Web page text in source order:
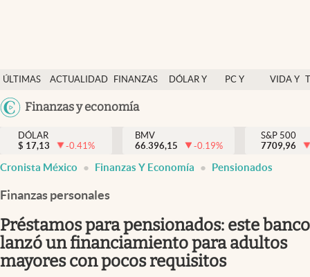
ÚLTIMAS
NOTICIAS
ACTUALIDAD
FINANZAS
DÓLAR Y
PC Y
VIDA Y
México
USA
Finanzas y economía
Actualidad
Finanzas y economía
Dólar y mercados
Pc y celular
Vida y estilo
DÓLAR
$ 17,13 -0.41%
BMV
66.396,15
-0.19%
S&P 500
7709,96
Cronista México Finanzas Y Economía Pensionados
Finanzas personales
Préstamos para pensionados: este banco
lanzó un financiamiento para adultos
mayores con pocos requisitos